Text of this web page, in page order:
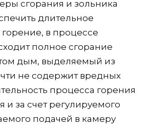
сгорания и зольника
длительное
в процессе
полное сгорание
дым, выделяемый из
не содержит вредных
процесса горения
и за счет регулируемого
подачей в камеру